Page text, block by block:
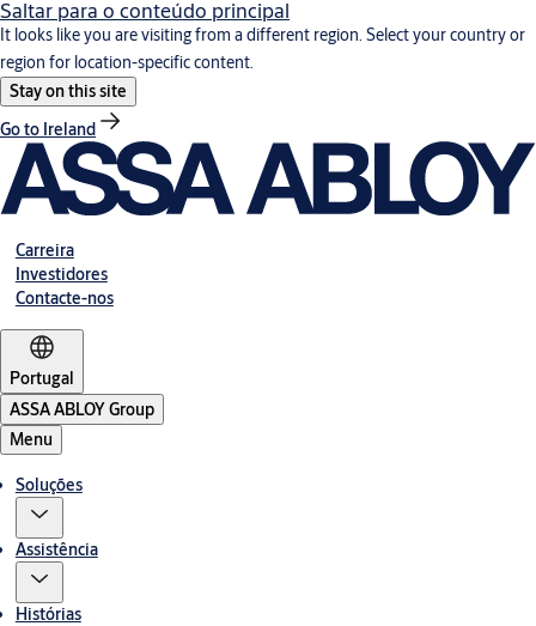
Saltar para o conteúdo principal
It looks like you are visiting from a different region. Select your country or
region for location-specific content.
Stay on this site
Go to Ireland
Carreira
Investidores
Contacte-nos
Portugal
ASSA ABLOY Group
Menu
Soluções
Assistência
Histórias